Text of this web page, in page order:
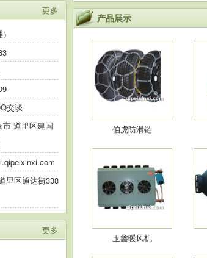
更多
交谈
道里区建国
里区通达街338
更多
汽车暖风机
产品展示
伯虎防滑链
玉鑫暖风机